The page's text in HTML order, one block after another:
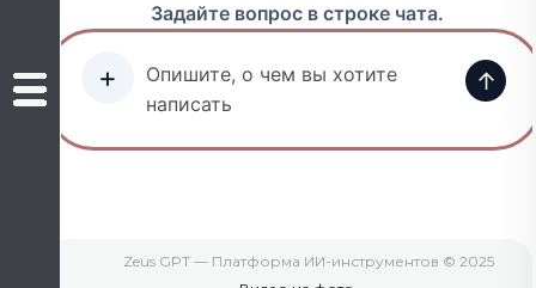
Задайте вопрос в строке чата.
+ ↑
Zeus GPT — Платформа ИИ-инструментов © 2025